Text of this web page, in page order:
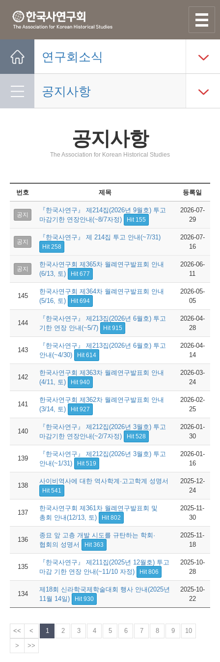
연구회소식
공지사항
공지사항
The Association for Korean Historical Studies
번호 제목 등록일
공지
『한국사연구』 제214집(2026년 9월호) 투고
마감기한 연장안내(~8/7자정)
Hit 155
2026-07-
29
공지
『한국사연구』 제 214집 투고 안내(~7/31)
Hit 258
2026-07-
16
공지
한국사연구회 제365차 월례연구발표회 안내
(6/13, 토)
Hit 677
2026-06-
11
145
한국사연구회 제364차 월례연구발표회 안내
(5/16, 토)
Hit 694
2026-05-
05
144
『한국사연구』 제213집(2026년 6월호) 투고
기한 연장 안내(~5/7)
Hit 915
2026-04-
28
143
『한국사연구』 제213집(2026년 6월호) 투고
안내(~4/30)
Hit 614
2026-04-
14
142
한국사연구회 제363차 월례연구발표회 안내
(4/11, 토)
Hit 940
2026-03-
24
141
한국사연구회 제362차 월례연구발표회 안내
(3/14, 토)
Hit 927
2026-02-
25
140
『한국사연구』 제212집(2026년 3월호) 투고
마감기한 연장안내(~2/7자정)
Hit 528
2026-01-
30
139
『한국사연구』 제212집(2026년 3월호) 투고
안내(~1/31)
Hit 519
2026-01-
16
138
사이비역사에 대한 역사학계·고고학계 성명서
Hit 541
2025-12-
24
137
한국사연구회 제361차 월례연구발표회 및
총회 안내(12/13, 토)
Hit 802
2025-11-
30
136
종묘 앞 고층 개발 시도를 규탄하는 학회·
협회의 성명서
Hit 363
2025-11-
18
135
『한국사연구』 제211집(2025년 12월호) 투고
마감 기한 연장 안내(~11/10 자정)
Hit 806
2025-10-
28
134
제18회 신라학국제학술대회 행사 안내(2025년
11월 14일)
Hit 930
2025-10-
22
<< < 1 2 3 4 5 6 7 8 9
10
>
>>